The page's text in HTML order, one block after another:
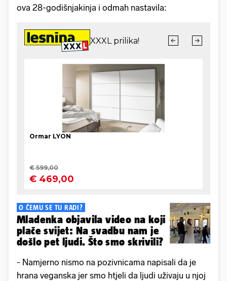
ova 28-godišnjakinja i odmah nastavila:
O ČEMU SE TU RADI?
Mladenka objavila video na koji
plače svijet: Na svadbu nam je
došlo pet ljudi. Što smo skrivili?
- Namjerno nismo na pozivnicama napisali da je
hrana veganska jer smo htjeli da ljudi uživaju u njoj